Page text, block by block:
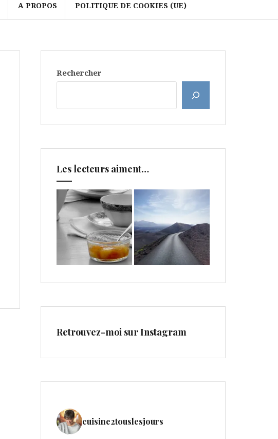
A PROPOS POLITIQUE DE COOKIES (UE)
Rechercher
Les lecteurs aiment…
Retrouvez-moi sur Instagram
cuisine2touslesjours